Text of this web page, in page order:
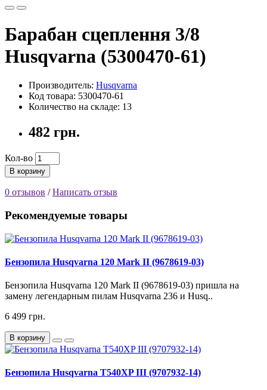
Барабан сцеплення 3/8
Husqvarna (5300470-61)
Производитель: Husqvarna
Код товара: 5300470-61
Количество на складе: 13
482 грн.
Кол-во
В корзину
0 отзывов /Написать отзыв
Рекомендуемые товары
Бензопила Husqvarna 120 Mark ІI (9678619-03)
Бензопила Husqvarna 120 Mark II (9678619-03) пришла на
замену легендарным пилам Husqvarna 236 и Husq..
6 499 грн.
В корзину
Бензопила Husqvarna T540XP III (9707932-14)